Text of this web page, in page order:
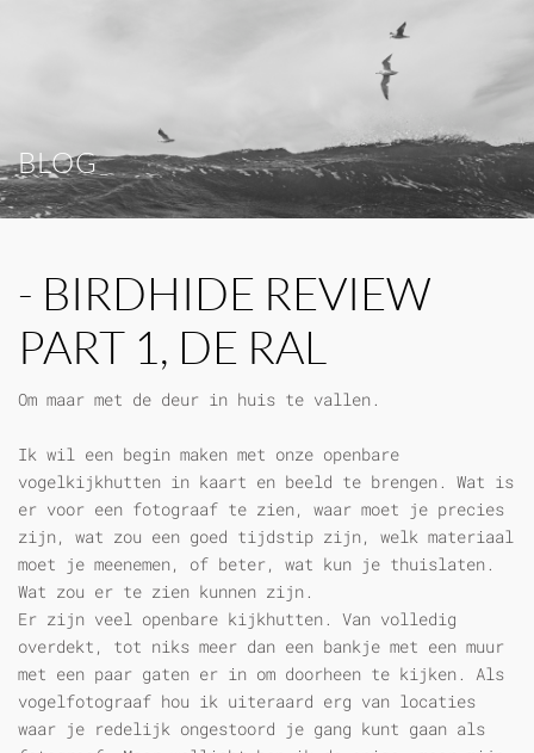
BLOG
- BIRDHIDE REVIEW
PART 1, DE RAL
Om maar met de deur in huis te vallen.
Ik wil een begin maken met onze openbare
vogelkijkhutten in kaart en beeld te brengen. Wat is
er voor een fotograaf te zien, waar moet je precies
zijn, wat zou een goed tijdstip zijn, welk materiaal
moet je meenemen, of beter, wat kun je thuislaten.
Wat zou er te zien kunnen zijn.
Er zijn veel openbare kijkhutten. Van volledig
overdekt, tot niks meer dan een bankje met een muur
met een paar gaten er in om doorheen te kijken. Als
vogelfotograaf hou ik uiteraard erg van locaties
waar je redelijk ongestoord je gang kunt gaan als